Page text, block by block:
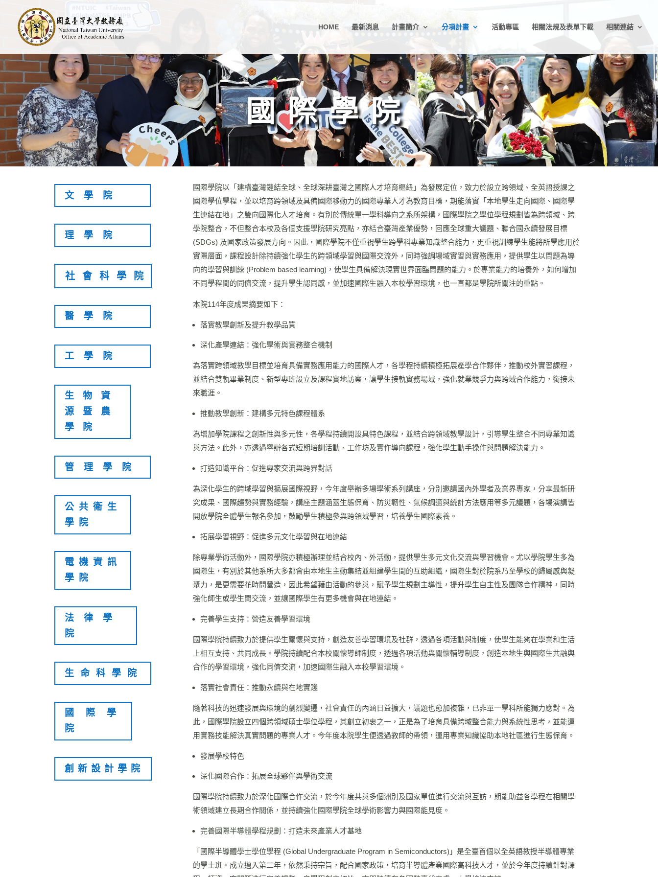
HOME 最新消息 計畫簡介 分項計畫 活動專區 相關法規及表單下載 相關連結
國際學院
文學院
理學院
社會科學院
醫學院
工學院
生物資
源暨農
學院
管理學院
公共衛生
學院
電機資訊
學院
法律學
院
生命科學院
國際學
院
創新設計學院
國際學院以「建構臺灣鏈結全球、全球深耕臺灣之國際人才培育樞紐」為發展定位，致力於設立跨領域、全英語授課之
國際學位學程，並以培育跨領域及具備國際移動力的國際專業人才為教育目標，期能落實「本地學生走向國際、國際學
生連結在地」之雙向國際化人才培育。有別於傳統單一學科導向之系所架構，國際學院之學位學程規劃皆為跨領域、跨
學院整合，不但整合本校及各個支援學院研究亮點，亦結合臺灣產業優勢，回應全球重大議題、聯合國永續發展目標
(SDGs) 及國家政策發展方向。因此，國際學院不僅重視學生跨學科專業知識整合能力，更重視訓練學生能將所學應用於
實際層面，課程設計除持續強化學生的跨領域學習與國際交流外，同時強調場域實習與實務應用，提供學生以問題為導
向的學習與訓練 (Problem based learning)，使學生具備解決現實世界面臨問題的能力。於專業能力的培養外，如何增加
不同學程間的同儕交流，提升學生認同感，並加速國際生融入本校學習環境，也一直都是學院所關注的重點。
本院114年度成果摘要如下：
落實教學創新及提升教學品質
深化產學連結：強化學術與實務整合機制
為落實跨領域教學目標並培育具備實務應用能力的國際人才，各學程持續積極拓展產學合作夥伴，推動校外實習課程，
並結合雙軌畢業制度、新型專班設立及課程實地訪察，讓學生接軌實務場域，強化就業競爭力與跨域合作能力，銜接未
來職涯。
推動教學創新：建構多元特色課程體系
為增加學院課程之創新性與多元性，各學程持續開設具特色課程，並結合跨領域教學設計，引導學生整合不同專業知識
與方法。此外，亦透過舉辦各式短期培訓活動、工作坊及實作導向課程，強化學生動手操作與問題解決能力。
打造知識平台：促進專家交流與跨界對話
為深化學生的跨域學習與擴展國際視野，今年度舉辦多場學術系列講座，分別邀請國內外學者及業界專家，分享最新研
究成果、國際趨勢與實務經驗，講座主題涵蓋生態保育、防災韌性、氣候調適與統計方法應用等多元議題，各場演講皆
開放學院全體學生報名參加，鼓勵學生積極參與跨領域學習，培養學生國際素養。
拓展學習視野：促進多元文化學習與在地連結
除專業學術活動外，國際學院亦積極辦理並結合校內、外活動，提供學生多元文化交流與學習機會。尤以學院學生多為
國際生，有別於其他系所大多都會由本地生主動集結並組建學生間的互助組織，國際生對於院系乃至學校的歸屬感與凝
聚力，是更需要花時間營造，因此希望藉由活動的參與，賦予學生規劃主導性，提升學生自主性及團隊合作精神，同時
強化師生或學生間交流，並讓國際學生有更多機會與在地連結。
完善學生支持：營造友善學習環境
國際學院持續致力於提供學生關懷與支持，創造友善學習環境及社群，透過各項活動與制度，使學生能夠在學業和生活
上相互支持、共同成長。學院持續配合本校關懷導師制度，透過各項活動與關懷輔導制度，創造本地生與國際生共融與
合作的學習環境，強化同儕交流，加速國際生融入本校學習環境。
落實社會責任：推動永續與在地實踐
隨著科技的迅速發展與環境的劇烈變遷，社會責任的內涵日益擴大，議題也愈加複雜，已非單一學科所能獨力應對。為
此，國際學院設立四個跨領域碩士學位學程，其創立初衷之一，正是為了培育具備跨域整合能力與系統性思考，並能運
用實務技能解決真實問題的專業人才。今年度本院學生便透過教師的帶領，運用專業知識協助本地社區進行生態保育。
發展學校特色
深化國際合作：拓展全球夥伴與學術交流
國際學院持續致力於深化國際合作交流，於今年度共與多個洲別及國家單位進行交流與互訪，期能助益各學程在相關學
術領域建立長期合作關係，並持續強化國際學院全球學術影響力與國際能見度。
完善國際半導體學程規劃：打造未來產業人才基地
「國際半導體學士學位學程 (Global Undergraduate Program in Semiconductors)」是全臺首個以全英語教授半導體專業
的學士班。成立邁入第二年，依然秉持宗旨，配合國家政策，培育半導體產業國際高科技人才，並於今年度持續針對課